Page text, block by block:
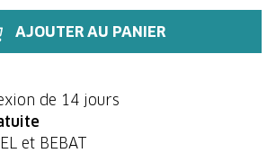
AJOUTER AU PANIER
de 14 jours
et BEBAT